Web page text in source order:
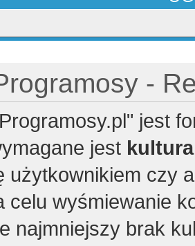
-
jest
jest
użytkownikiem czy
celu wyśmiewanie
najmniejszy brak